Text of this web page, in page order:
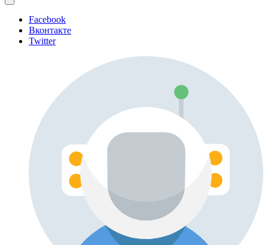
Facebook
Вконтакте
Twitter